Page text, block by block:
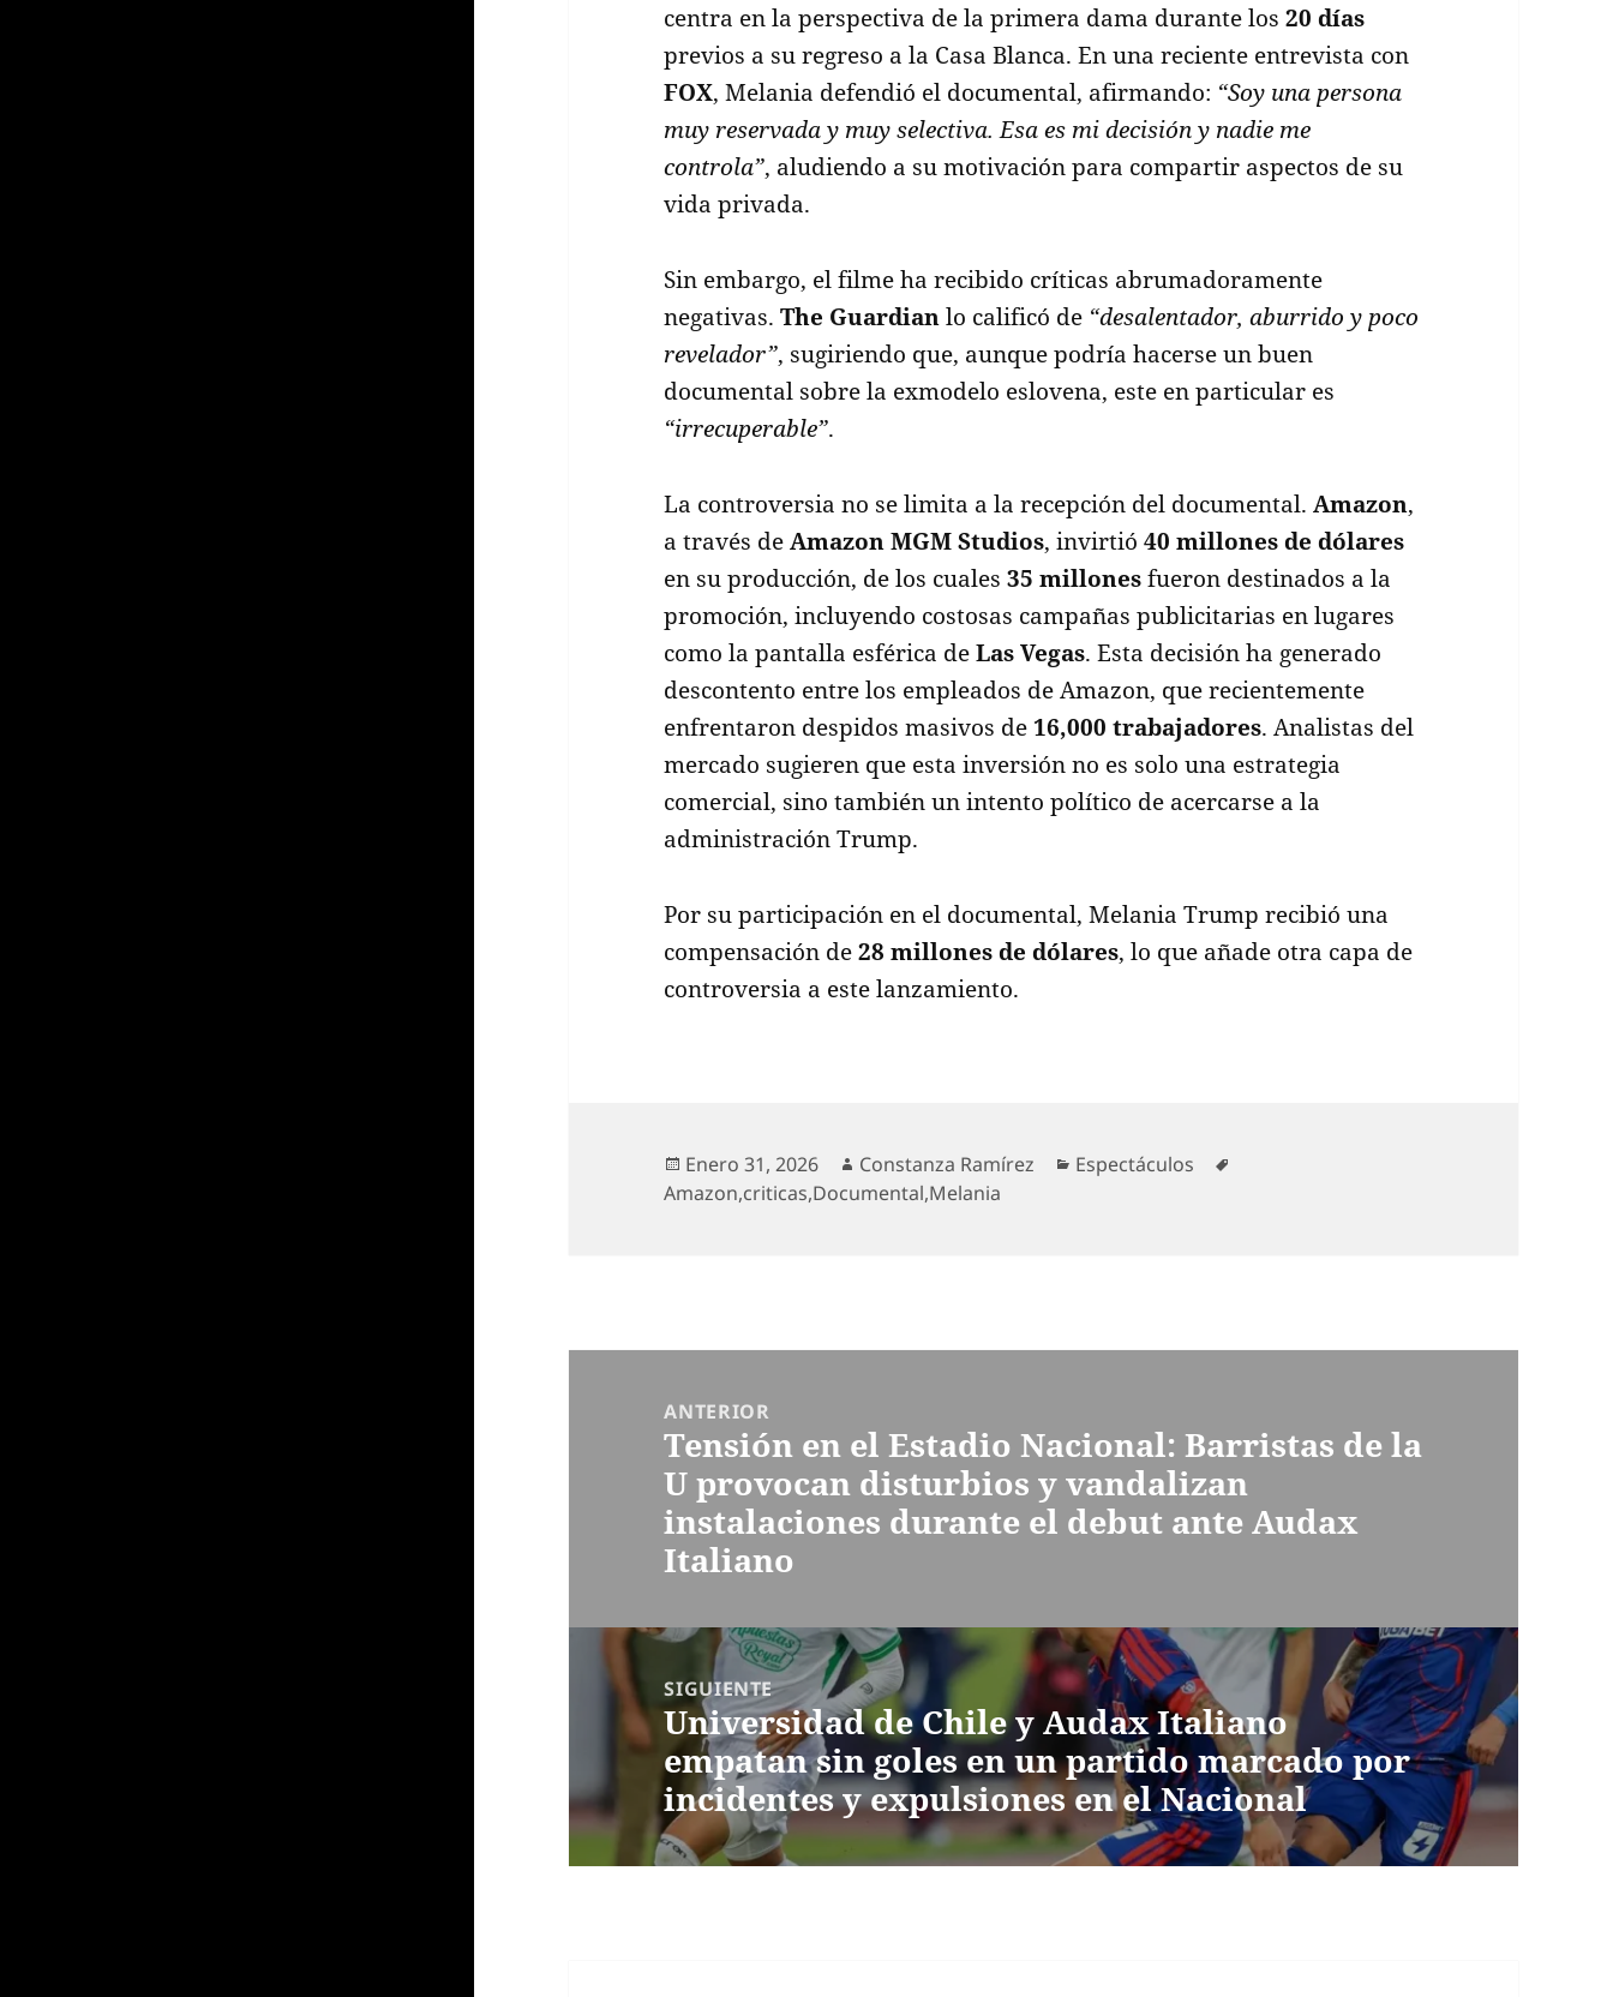
centra en la perspectiva de la primera dama durante los20 días
previos a su regreso a la Casa Blanca. En una reciente entrevista con
FOX, Melania defendió el documental, afirmando: “Soy una persona
muy reservada y muy selectiva. Esa es mi decisión y nadie me
controla”, aludiendo a su motivación para compartir aspectos de su
vida privada.
Sin embargo, el filme ha recibido críticas abrumadoramente
negativas.The Guardianlo calificó de “desalentador, aburrido y poco
revelador”, sugiriendo que, aunque podría hacerse un buen
documental sobre la exmodelo eslovena, este en particular es
“irrecuperable”.
La controversia no se limita a la recepción del documental.Amazon,
a través deAmazon MGM Studios, invirtió40 millones de dólares
en su producción, de los cuales35 millonesfueron destinados a la
promoción, incluyendo costosas campañas publicitarias en lugares
como la pantalla esférica deLas Vegas. Esta decisión ha generado
descontento entre los empleados de Amazon, que recientemente
enfrentaron despidos masivos de 16,000 trabajadores. Analistas del
mercado sugieren que esta inversión no es solo una estrategia
comercial, sino también un intento político de acercarse a la
administración Trump.
Por su participación en el documental, Melania Trump recibió una
compensación de28 millones de dólares, lo que añade otra capa de
controversia a este lanzamiento.
Publicado
el
Enero 31, 2026 Autor
Constanza Ramírez Categorías
Espectáculos
Amazon,criticas,Documental,Melania
entradas
ANTERIOR
Entrada
anterior:
Tensión en el Estadio Nacional: Barristas de la
U provocan disturbios y vandalizan
instalaciones durante el debut ante Audax
Italiano
SIGUIENTE
Entrada
siguiente:
Universidad de Chile y Audax Italiano
empatan sin goles en un partido marcado por
incidentes y expulsiones en el Nacional